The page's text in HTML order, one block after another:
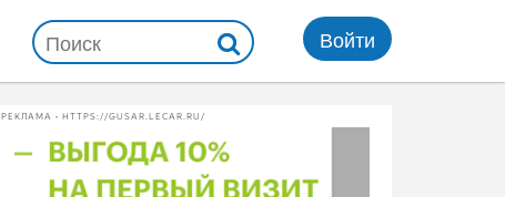
Войти
РЕКЛАМА • HTTPS://GUSAR.LECAR.RU/